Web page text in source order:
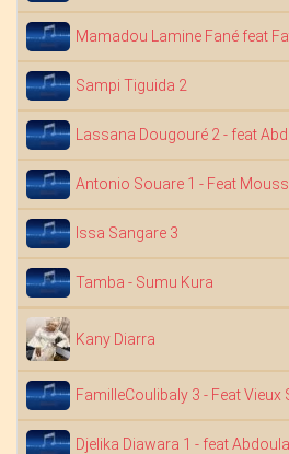
Mamadou Lamine Fané feat
Sampi Tiguida 2
Lassana Dougouré 2 - feat
Antonio Souare 1 - Feat
Issa Sangare 3
Tamba - Sumu Kura
Kany Diarra
FamilleCoulibaly 3 - Feat Vieux
Djelika Diawara 1 - feat